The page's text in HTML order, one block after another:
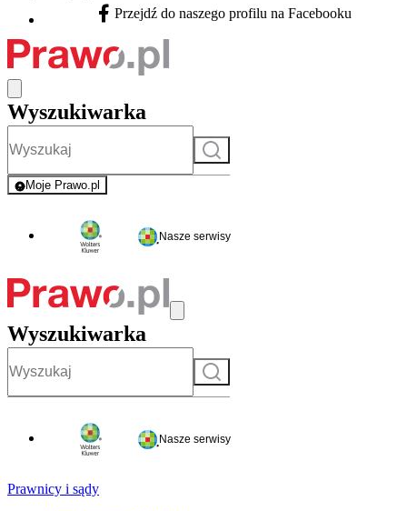
Facebook - otwiera się w nowej karcie
Przejdź do naszego profilu na Facebooku
Wyszukiwarka
Szukaj
Moje Prawo.pl
- rejestracja i logowanie do serwisu
Nasze serwisy
Wyszukiwarka
Szukaj
Nasze serwisy
Prawnicy i sądy